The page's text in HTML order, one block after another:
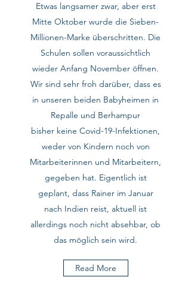
Etwas langsamer zwar, aber erst
Mitte Oktober wurde die Sieben-
Millionen-Marke überschritten. Die
Schulen sollen voraussichtlich
wieder Anfang November öffnen.
Wir sind sehr froh darüber, dass es
in unseren beiden Babyheimen in
Repalle und Berhampur
bisher keine Covid-19-Infektionen,
weder von Kindern noch von
Mitarbeiterinnen und Mitarbeitern,
gegeben hat. Eigentlich ist
geplant, dass Rainer im Januar
nach Indien reist, aktuell ist
allerdings noch nicht absehbar, ob
das möglich sein wird.
Read More